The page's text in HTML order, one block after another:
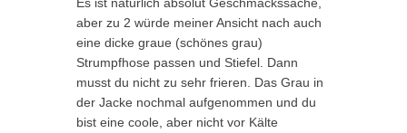
aber zu 2 würde meiner Ansicht nach auch
eine dicke graue (schönes grau)
Strumpfhose passen und Stiefel. Dann
musst du nicht zu sehr frieren. Das Grau in
der Jacke nochmal aufgenommen und du
bist eine coole, aber nicht vor Kälte